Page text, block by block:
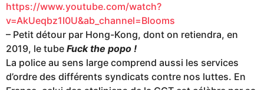
https://www.youtube.com/watch?
v=AkUeqbz1I0U&ab_channel=Blooms
– Petit détour par Hong-Kong, dont on retiendra, en
2019, le tube Fuck the popo !
La police au sens large comprend aussi les services
d’ordre des différents syndicats contre nos luttes. En